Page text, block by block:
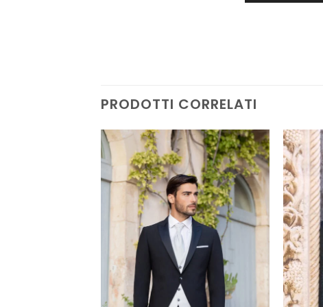
PRODOTTI CORRELATI
AGGIUNGI
ALLA TUA
LISTA DEI
DESIDERI